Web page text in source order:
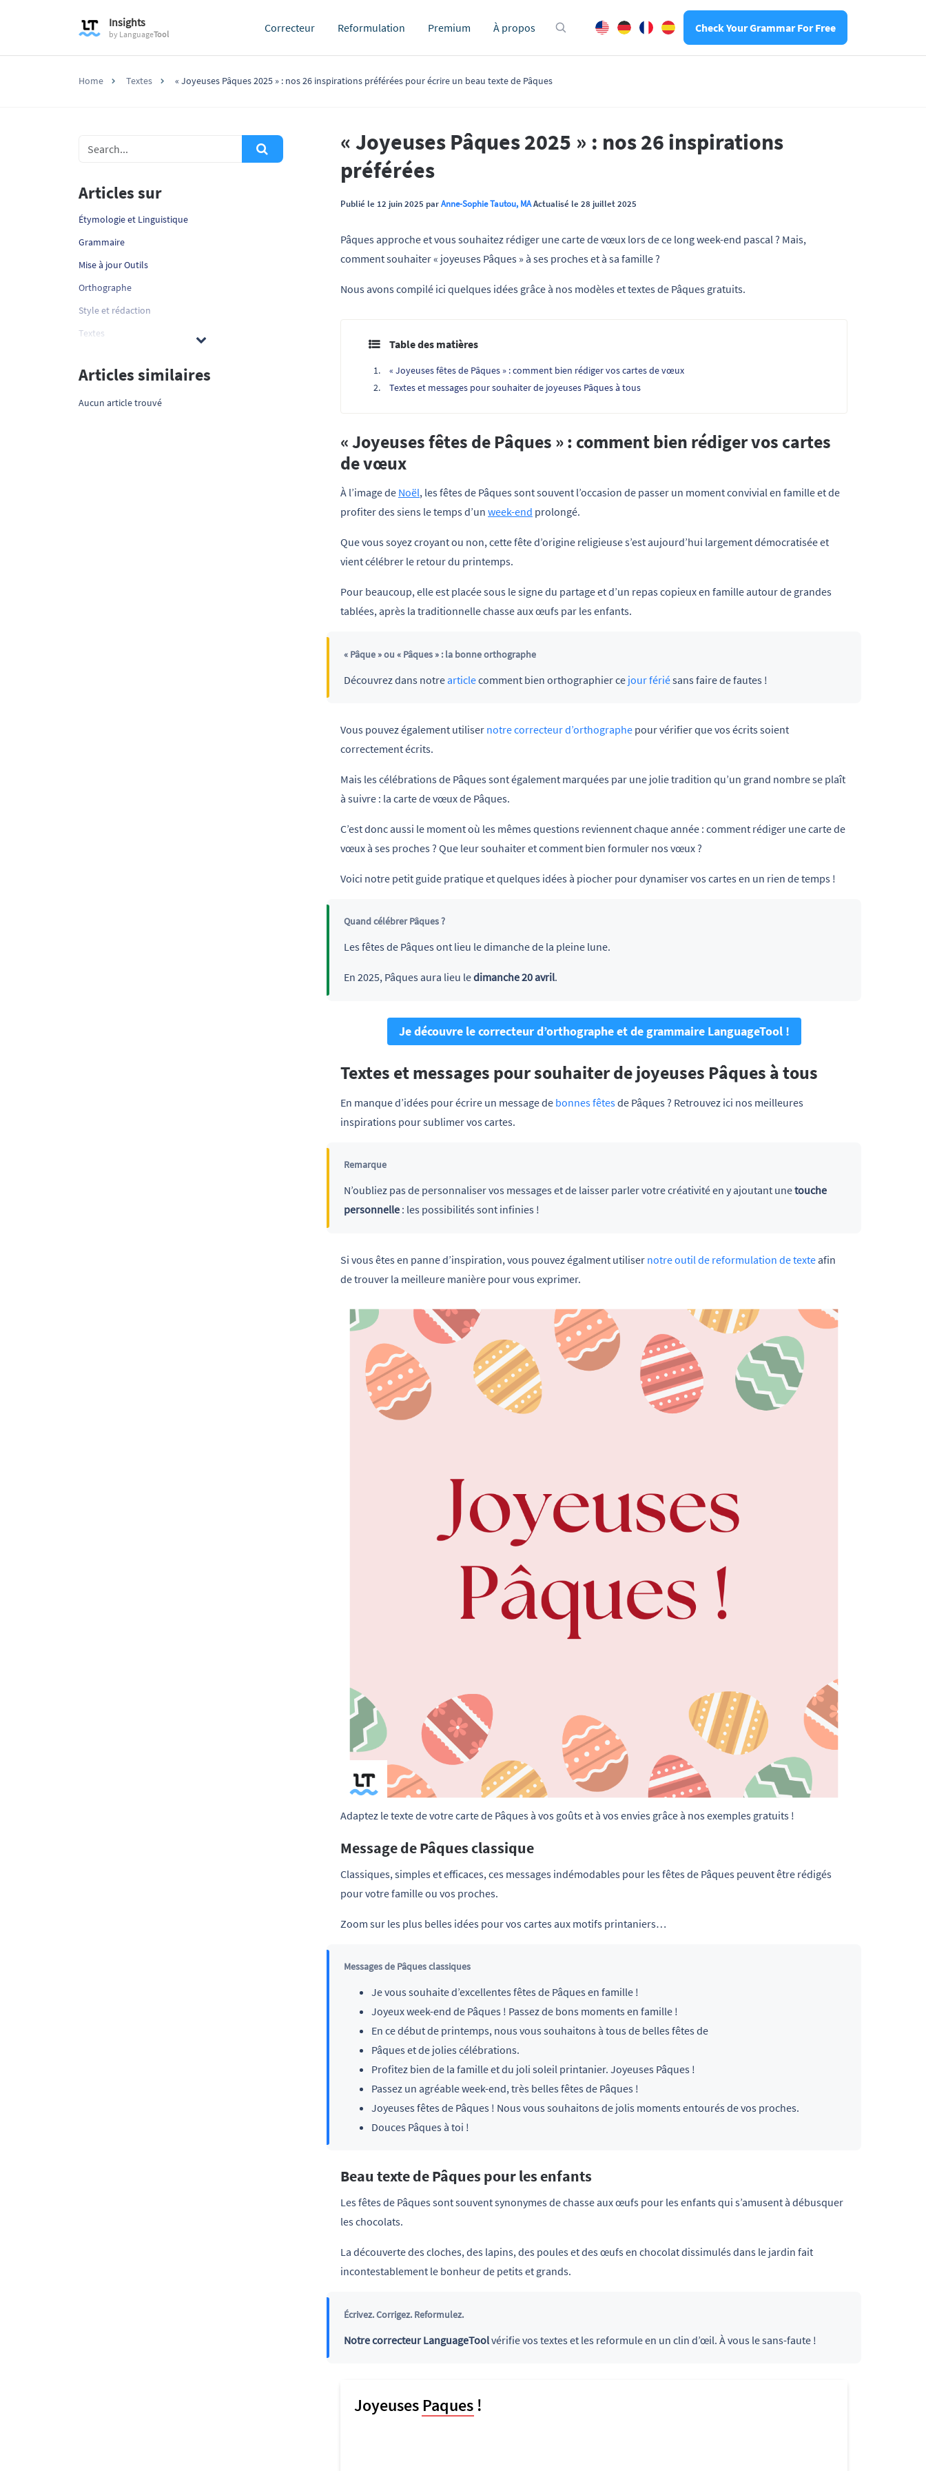
Insights
by LanguageTool Correcteur Reformulation Premium À propos Check Your Grammar For Free
Home Textes « Joyeuses Pâques 2025 » : nos 26 inspirations préférées pour écrire un beau texte de Pâques
« Joyeuses Pâques 2025 » : nos 26 inspirations
préférées
Publié le 12 juin 2025 parAnne-Sophie Tautou, MAActualisé le 28 juillet 2025
Pâques approche et vous souhaitez rédiger une carte de vœux lors de ce long week-end pascal ? Mais,
comment souhaiter « joyeuses Pâques » à ses proches et à sa famille ?
Nous avons compilé ici quelques idées grâce à nos modèles et textes de Pâques gratuits.
Table des matières
« Joyeuses fêtes de Pâques » : comment bien rédiger vos cartes de vœux
Textes et messages pour souhaiter de joyeuses Pâques à tous
« Joyeuses fêtes de Pâques » : comment bien rédiger vos cartes
de vœux
À l’image de Noël, les fêtes de Pâques sont souvent l’occasion de passer un moment convivial en famille et de
profiter des siens le temps d’un week-end prolongé.
Que vous soyez croyant ou non, cette fête d’origine religieuse s’est aujourd’hui largement démocratisée et
vient célébrer le retour du printemps.
Pour beaucoup, elle est placée sous le signe du partage et d’un repas copieux en famille autour de grandes
tablées, après la traditionnelle chasse aux œufs par les enfants.
« Pâque » ou « Pâques » : la bonne orthographe
Découvrez dans notrearticlecomment bien orthographier ce jour fériésans faire de fautes !
Vous pouvez également utiliser notre correcteur d’orthographe pour vérifier que vos écrits soient
correctement écrits.
Mais les célébrations de Pâques sont également marquées par une jolie tradition qu’un grand nombre se plaît
à suivre : la carte de vœux de Pâques.
C’est donc aussi le moment où les mêmes questions reviennent chaque année : comment rédiger une carte de
vœux à ses proches ? Que leur souhaiter et comment bien formuler nos vœux ?
Voici notre petit guide pratique et quelques idées à piocher pour dynamiser vos cartes en un rien de temps !
Quand célébrer Pâques ?
Les fêtes de Pâques ont lieu le dimanche de la pleine lune.
En 2025, Pâques aura lieu ledimanche 20 avril.
Je découvre le correcteur d’orthographe et de grammaire LanguageTool !
Textes et messages pour souhaiter de joyeuses Pâques à tous
En manque d’idées pour écrire un message de bonnes fêtesde Pâques ? Retrouvez ici nos meilleures
inspirations pour sublimer vos cartes.
Remarque
N’oubliez pas de personnaliser vos messages et de laisser parler votre créativité en y ajoutant unetouche
personnelle: les possibilités sont infinies !
Si vous êtes en panne d’inspiration, vous pouvez égalment utiliser notre outil de reformulation de texteafin
de trouver la meilleure manière pour vous exprimer.
Adaptez le texte de votre carte de Pâques à vos goûts et à vos envies grâce à nos exemples gratuits !
Message de Pâques classique
Classiques, simples et efficaces, ces messages indémodables pour les fêtes de Pâques peuvent être rédigés
pour votre famille ou vos proches.
Zoom sur les plus belles idées pour vos cartes aux motifs printaniers…
Messages de Pâques classiques
Je vous souhaite d’excellentes fêtes de Pâques en famille !
Joyeux week-end de Pâques ! Passez de bons moments en famille !
En ce début de printemps, nous vous souhaitons à tous de belles fêtes de
Pâques et de jolies célébrations.
Profitez bien de la famille et du joli soleil printanier. Joyeuses Pâques !
Passez un agréable week-end, très belles fêtes de Pâques !
Joyeuses fêtes de Pâques ! Nous vous souhaitons de jolis moments entourés de vos proches.
Douces Pâques à toi !
Beau texte de Pâques pour les enfants
Les fêtes de Pâques sont souvent synonymes de chasse aux œufs pour les enfants qui s’amusent à débusquer
les chocolats.
La découverte des cloches, des lapins, des poules et des œufs en chocolat dissimulés dans le jardin fait
incontestablement le bonheur de petits et grands.
Écrivez. Corrigez. Reformulez.
Notre correcteur LanguageToolvérifie vos textes et les reformule en un clin d’œil. À vous le sans-faute !
Articles sur
Étymologie et Linguistique
Grammaire
Mise à jour Outils
Orthographe
Style et rédaction
Textes
Articles similaires
Aucun article trouvé